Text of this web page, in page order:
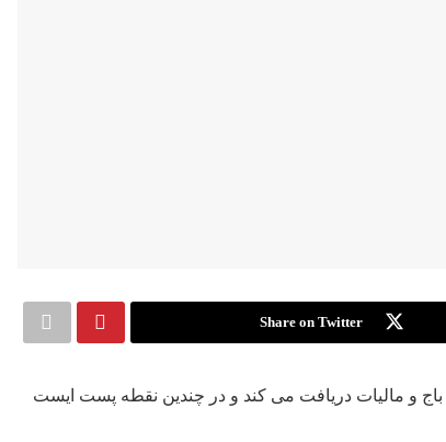
Share on Twitter
و مالیات دریافت می کند و در چندین نقطە پست ایست